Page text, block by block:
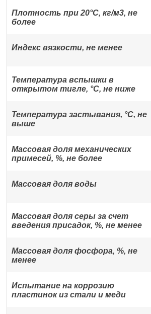
Плотность при 20°С, кг/м3, не
более
Индекс вязкости, не менее
Температура вспышки в
открытом тигле, °С, не ниже
Температура застывания, °С, не
выше
Массовая доля механических
примесей, %, не более
Массовая доля воды
Массовая доля серы за счет
введения присадок, %, не менее
Массовая доля фосфора, %, не
менее
Испытание на коррозию
пластинок из стали и меди